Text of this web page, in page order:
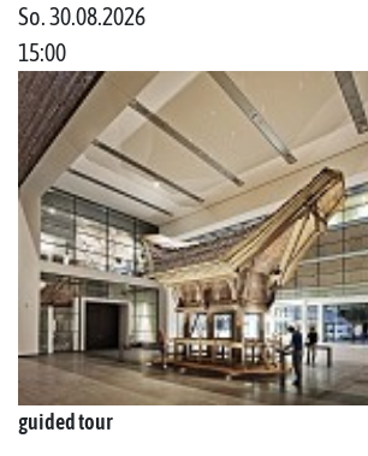
So. 30.08.2026
15:00
guided tour